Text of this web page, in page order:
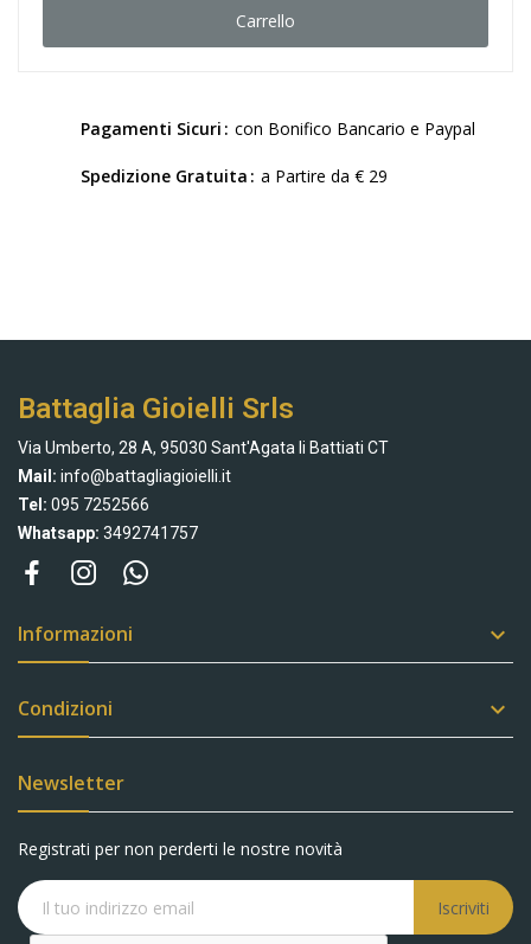
Carrello
Pagamenti Sicuri con Bonifico Bancario e Paypal
Spedizione Gratuita a Partire da € 29
Battaglia Gioielli Srls
Via Umberto, 28 A, 95030 Sant'Agata li Battiati CT
Mail: info@battagliagioielli.it
Tel: 095 7252566
Whatsapp: 3492741757
Informazioni 
Condizioni 
Newsletter
Registrati per non perderti le nostre novità
Iscriviti